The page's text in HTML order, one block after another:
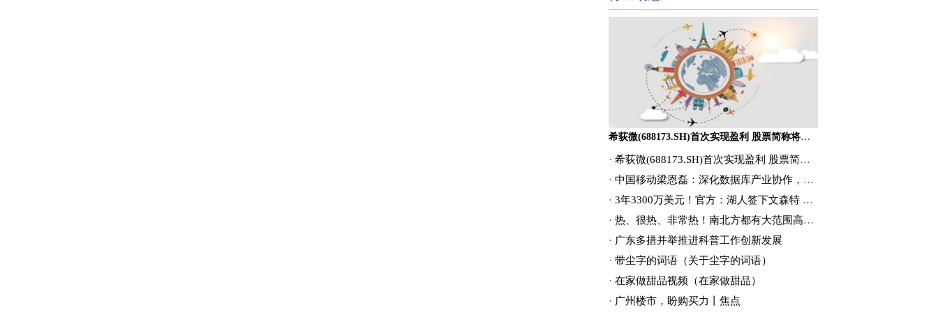
希荻微(688173.SH)首次实现盈利 股票简称将于4月25日起取消特别标识
· 希荻微(688173.SH)首次实现盈利 股票简称将于4月25日起取消特别标识
· 中国移动梁恩磊：深化数据库产业协作，着力推进我国数据库产业高质量发展
· 3年3300万美元！官方：湖人签下文森特 球员将身披7号战袍
· 热、很热、非常热！南北方都有大范围高温出现
· 广东多措并举推进科普工作创新发展
· 带尘字的词语（关于尘字的词语）
· 在家做甜品视频（在家做甜品）
· 广州楼市，盼购买力丨焦点